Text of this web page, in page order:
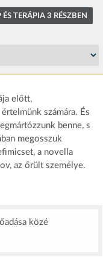
TERÁPIA 3 RÉSZBEN
előtt,
számára. És
benne, s
megosszuk
a novella
az őrült személye.
közé